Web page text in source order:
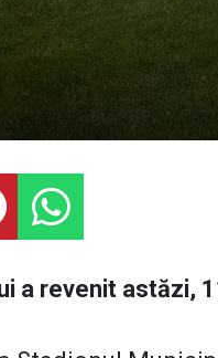
a revenit astăzi,